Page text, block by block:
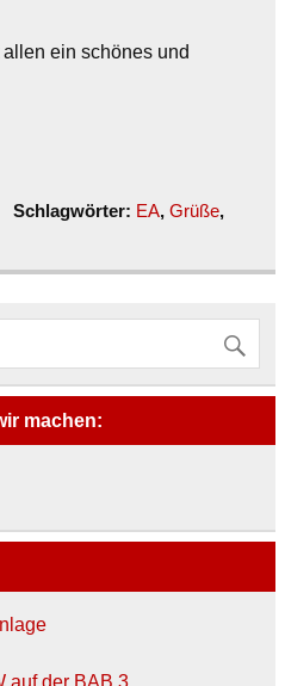
ein schönes und
Schlagwörter: EA, Grüße,
machen:
auf der BAB 3